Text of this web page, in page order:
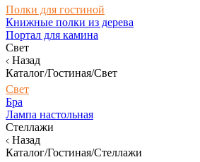
Полки для гостиной
Книжные полки из дерева
Портал для камина
Свет
Назад
Каталог/Гостиная/Свет
Свет
Бра
Лампа настольная
Стеллажи
Назад
Каталог/Гостиная/Стеллажи